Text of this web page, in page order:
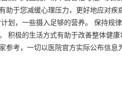
助于您减缓心理压力，更好地应对疾
划，一些摄入足够的营养。 保持规
积极的生活方式有助于改善整体健
参考，一切以医院官方实际公布信息